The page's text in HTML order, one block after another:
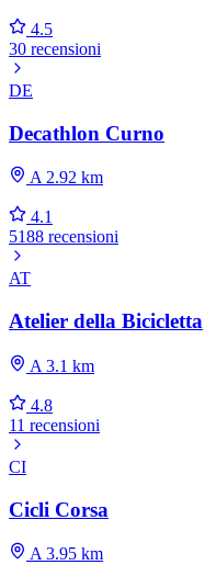
4.5
30 recensioni
DE
Decathlon Curno
A 2.92 km
4.1
5188 recensioni
AT
Atelier della Bicicletta
A 3.1 km
4.8
11 recensioni
CI
Cicli Corsa
A 3.95 km